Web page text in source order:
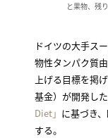
と果物、残
ドイツの大手ス
物性タンパク質
上げる目標を掲
基金）が開発し
Diet」 に基づき
する。